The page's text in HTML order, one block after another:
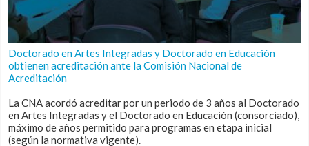
Doctorado en Artes Integradas y Doctorado en Educación
obtienen acreditación ante la Comisión Nacional de
Acreditación
La CNA acordó acreditar por un periodo de 3 años al Doctorado
en Artes Integradas y el Doctorado en Educación (consorciado),
máximo de años permitido para programas en etapa inicial
(según la normativa vigente).